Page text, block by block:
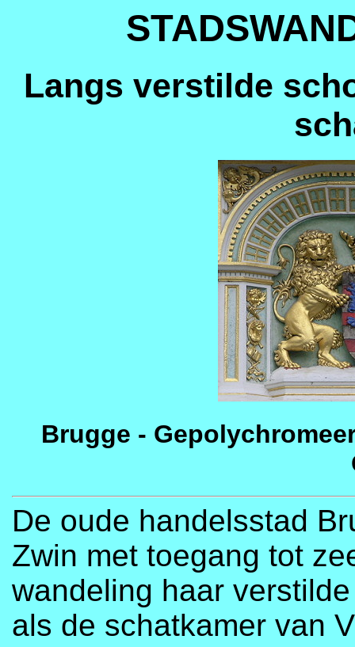
Langs verstilde
Brugge -
De oude handelsstad
Zwin met toegang tot
wandeling haar
als de schatkamer van